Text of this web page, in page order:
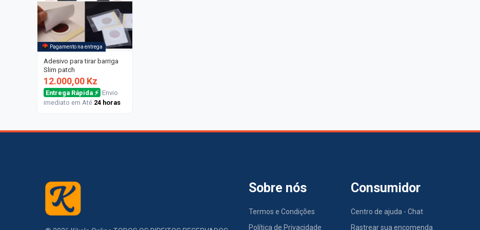
Pagamento na entrega
Adesivo para tirar barriga
Slim patch
12.000,00 Kz
Entrega Rápida ⚡ Envio
imediato em Até 24 horas
Sobre nós
Termos e Condições
Política de Privacidade
Consumidor
Centro de ajuda - Chat
Rastrear sua encomenda